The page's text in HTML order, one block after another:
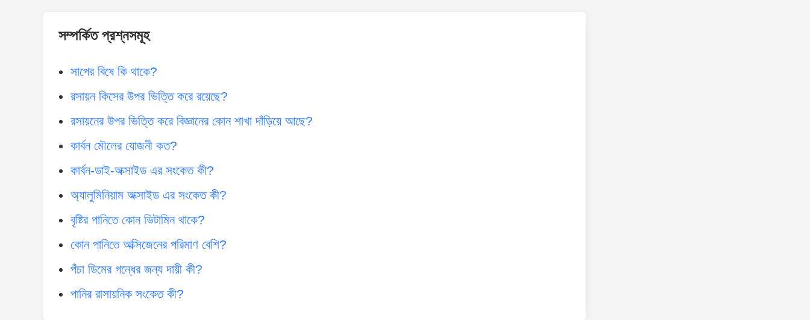
সম্পর্কিত প্রশ্নসমূহ
সাপের বিষে কি থাকে?
রসায়ন কিসের উপর ভিত্তি করে রয়েছে?
রসায়নের উপর ভিত্তি করে বিজ্ঞানের কোন শাখা দাঁড়িয়ে আছে?
কার্বন মৌলের যোজনী কত?
কার্বন-ডাই-অক্সাইড এর সংকেত কী?
অ্যালুমিনিয়াম অক্সাইড এর সংকেত কী?
বৃষ্টির পানিতে কোন ভিটামিন থাকে?
কোন পানিতে অক্সিজেনের পরিমাণ বেশি?
পঁচা ডিমের গন্ধের জন্য দায়ী কী?
পানির রাসায়নিক সংকেত কী?